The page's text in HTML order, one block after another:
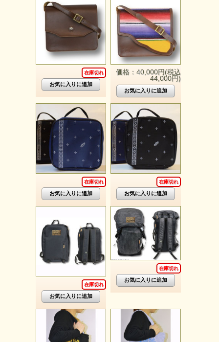
在庫切れ
価格：40,000円(税込
44,000円)
在庫切れ 在庫切れ
在庫切れ
在庫切れ